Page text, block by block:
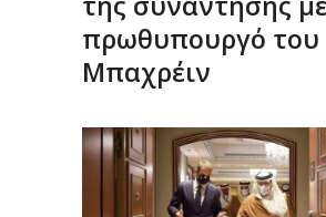
πρωθυπουργό του
Μπαχρέιν